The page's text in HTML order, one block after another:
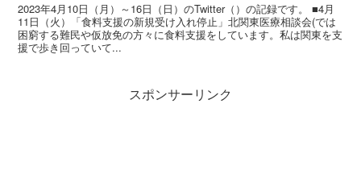
2023年4月10日（月）～16日（日）のTwitter（）の記録です。 ■4月
11日（火）「食料支援の新規受け入れ停止」北関東医療相談会(では
困窮する難民や仮放免の方々に食料支援をしています。私は関東を支
援で歩き回っていて...
スポンサーリンク